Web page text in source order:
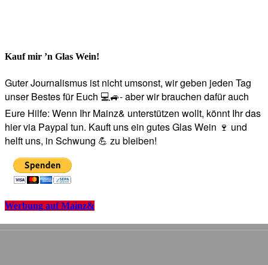
Kauf mir ’n Glas Wein!
Guter Journalismus ist nicht umsonst, wir geben jeden Tag
unser Bestes für Euch 💻🚙- aber wir brauchen dafür auch
Eure Hilfe: Wenn Ihr Mainz& unterstützen wollt, könnt Ihr das
hier via Paypal tun. Kauft uns ein gutes Glas Wein 🍷 und
helft uns, in Schwung 💪 zu bleiben!
Werbung auf Mainz&